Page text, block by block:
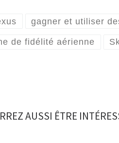
gagner et utiliser
de fidélité aérienne
AUSSI ÊTRE